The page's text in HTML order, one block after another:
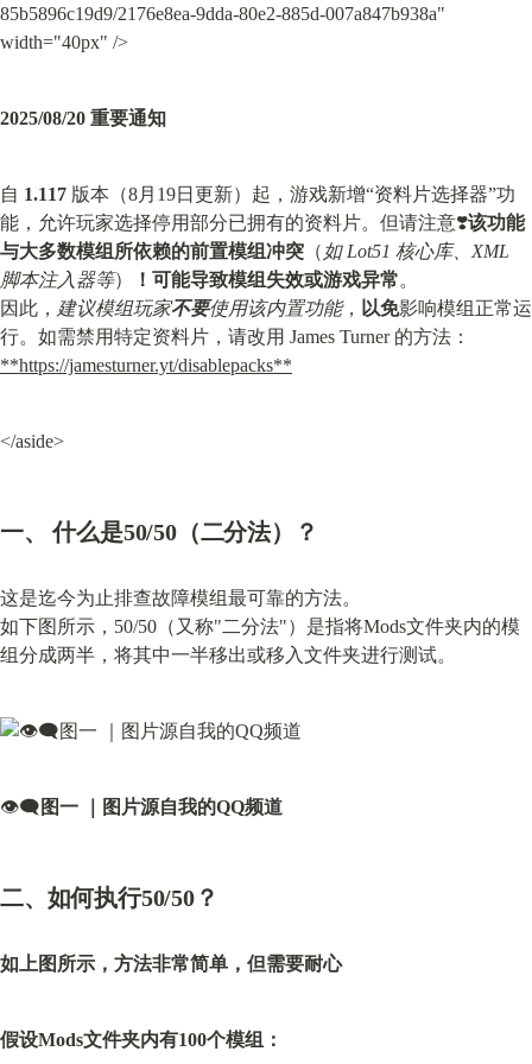
85b5896c19d9/2176e8ea-9dda-80e2-885d-007a847b938a"
width="40px" />
2025/08/20 重要通知
自 1.117 版本（8月19日更新）起，游戏新增“资料片选择器”功
能，允许玩家选择停用部分已拥有的资料片。但请注意❣️该功能
与大多数模组所依赖的前置模组冲突 （ 如 Lot51 核心库、XML
脚本注入器等） ！可能导致模组失效或游戏异常。
因此， 建议模组玩家不要使用该内置功能， 以免影响模组正常运
**https://jamesturner.yt/disablepacks**
</aside>
一、 什么是50/50（二分法）？
这是迄今为止排查故障模组最可靠的方法。
如下图所示，50/50（又称"二分法"）是指将Mods文件夹内的模
组分成两半，将其中一半移出或移入文件夹进行测试。
👁️‍🗨️ 图一 ｜图片源自我的QQ频道
二、如何执行50/50？
如上图所示，方法非常简单，但需要耐心
假设Mods文件夹内有100个模组：